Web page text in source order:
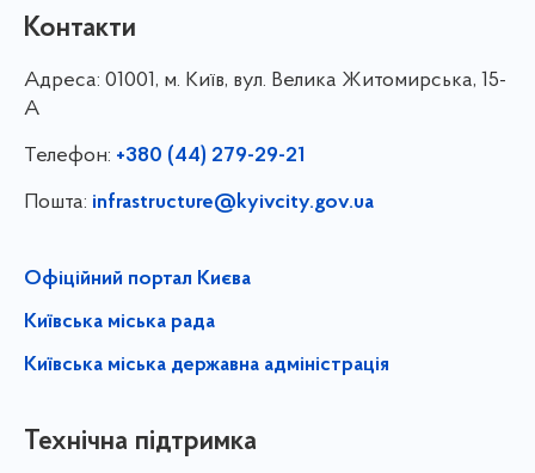
Контакти
Адреса: 01001, м. Київ, вул. Велика Житомирська, 15-
А
Телефон: +380 (44) 279-29-21
Пошта: infrastructure@kyivcity.gov.ua
Офіційний портал Києва
Київська міська рада
Київська міська державна адміністрація
Технічна підтримка